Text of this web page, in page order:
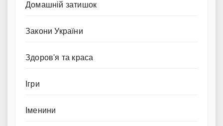
Домашній затишок
Закони України
Здоров'я та краса
Ігри
Іменини